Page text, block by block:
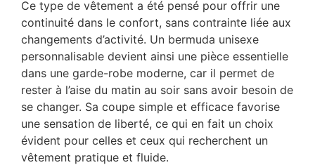
Ce type de vêtement a été pensé pour offrir une
continuité dans le confort, sans contrainte liée aux
changements d’activité. Un bermuda unisexe
personnalisable devient ainsi une pièce essentielle
dans une garde-robe moderne, car il permet de
rester à l’aise du matin au soir sans avoir besoin de
se changer. Sa coupe simple et efficace favorise
une sensation de liberté, ce qui en fait un choix
évident pour celles et ceux qui recherchent un
vêtement pratique et fluide.